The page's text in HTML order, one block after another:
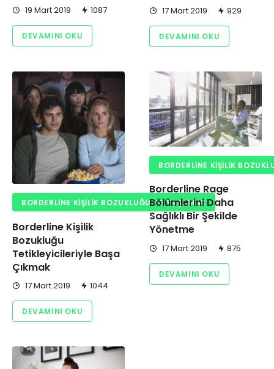
19 Mart 2019 1087
DEVAMINI OKU
17 Mart 2019 929
DEVAMINI OKU
BORDERLINE KIŞILIK BOZUKLUĞU ILE YAŞAMAK
Borderline Kişilik
Bozukluğu
Tetikleyicileriyle Başa
Çıkmak
17 Mart 2019 1044
DEVAMINI OKU
BORDERLINE KIŞILIK
Borderline Rage
Bölümlerini Daha
Sağlıklı Bir Şekilde
Yönetme
17 Mart 2019 875
DEVAMINI OKU